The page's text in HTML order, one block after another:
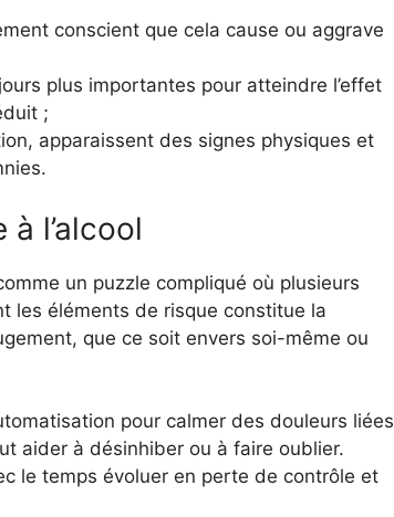
conscient que cela cause ou aggrave
plus importantes pour atteindre l’effet
;
apparaissent des signes physiques et
l’alcool
un puzzle compliqué où plusieurs
les éléments de risque constitue la
que ce soit envers soi-même ou
pour calmer des douleurs liées
aider à désinhiber ou à faire oublier.
le temps évoluer en perte de contrôle et